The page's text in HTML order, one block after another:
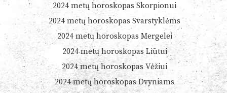
2024 metų horoskopas Skorpionui
2024 metų horoskopas Svarstyklėms
2024 metų horoskopas Mergelei
2024 metų horoskopas Liūtui
2024 metų horoskopas Vėžiui
2024 metų horoskopas Dvyniams